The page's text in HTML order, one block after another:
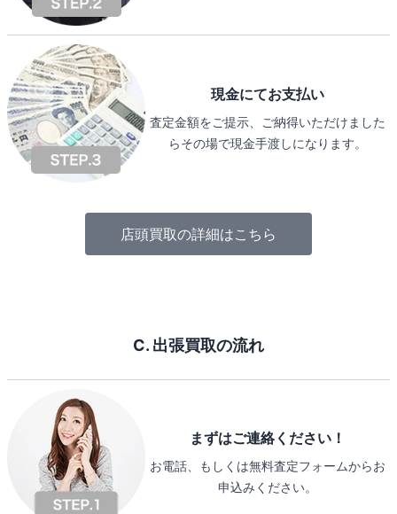
現金にてお支払い
査定金額をご提示、ご納得いただけました
らその場で現金手渡しになります。
店頭買取の詳細はこちら
C. 出張買取の流れ
まずはご連絡ください！
お電話、もしくは無料査定フォームからお
申込みください。